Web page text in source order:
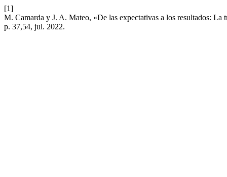
[1]
M. Camarda y J. A. Mateo, «De las expectativas a los resultados:
p. 37,54, jul. 2022.